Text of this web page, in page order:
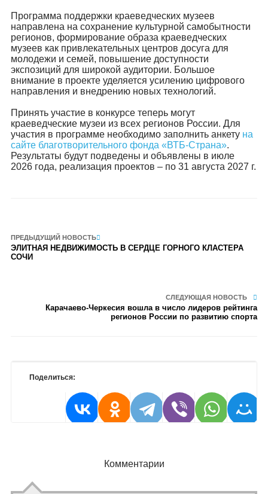
Программа поддержки краеведческих музеев
направлена на сохранение культурной самобытности
регионов, формирование образа краеведческих
музеев как привлекательных центров досуга для
молодежи и семей, повышение доступности
экспозиций для широкой аудитории. Большое
внимание в проекте уделяется усилению цифрового
направления и внедрению новых технологий.
Принять участие в конкурсе теперь могут
краеведческие музеи из всех регионов России. Для
участия в программе необходимо заполнить анкету на
сайте благотворительного фонда «ВТБ-Страна».
Результаты будут подведены и объявлены в июле
2026 года, реализация проектов – по 31 августа 2027 г.
ПРЕДЫДУЩИЙ НОВОСТЬ
ЭЛИТНАЯ НЕДВИЖИМОСТЬ В СЕРДЦЕ ГОРНОГО КЛАСТЕРА
СОЧИ
СЛЕДУЮЩАЯ НОВОСТЬ
Карачаево-Черкесия вошла в число лидеров рейтинга
регионов России по развитию спорта
Поделиться:
Комментарии